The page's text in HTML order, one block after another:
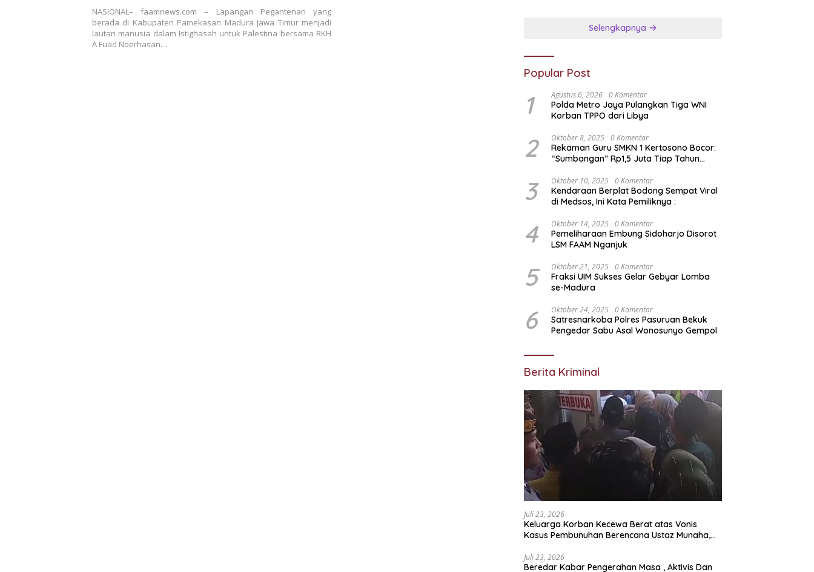
NASIONAL– faamnews.com – Lapangan Pegantenan yang
berada di Kabupaten Pamekasan Madura Jawa Timur menjadi
lautan manusia dalam Istighasah untuk Palestina bersama RKH
A Fuad Noerhasan…
Selengkapnya
Popular Post
1 Agustus 6, 2026 0 Komentar
Polda Metro Jaya Pulangkan Tiga WNI
Korban TPPO dari Libya
2 Oktober 8, 2025 0 Komentar
Rekaman Guru SMKN 1 Kertosono Bocor:
“Sumbangan” Rp1,5 Juta Tiap Tahun
Pungli di Jatim Dipertanyakan
3 Oktober 10, 2025 0 Komentar
Kendaraan Berplat Bodong Sempat Viral
di Medsos, Ini Kata Pemiliknya :
4 Oktober 14, 2025 0 Komentar
Pemeliharaan Embung Sidoharjo Disorot
LSM FAAM Nganjuk
5 Oktober 21, 2025 0 Komentar
Fraksi UIM Sukses Gelar Gebyar Lomba
se-Madura
6 Oktober 24, 2025 0 Komentar
Satresnarkoba Polres Pasuruan Bekuk
Pengedar Sabu Asal Wonosunyo Gempol
Berita Kriminal
Juli 23, 2026
Keluarga Korban Kecewa Berat atas Vonis
Kasus Pembunuhan Berencana Ustaz Munaha,
Juli 23, 2026
Beredar Kabar Pengerahan Masa , Aktivis Dan